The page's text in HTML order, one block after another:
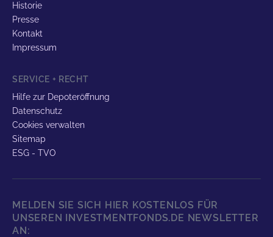
Historie
Presse
Kontakt
Impressum
SERVICE + RECHT
Hilfe zur Depoteröffnung
Datenschutz
Cookies verwalten
Sitemap
ESG - TVO
MELDEN SIE SICH HIER KOSTENLOS FÜR
UNSEREN INVESTMENTFONDS.DE NEWSLETTER
AN: